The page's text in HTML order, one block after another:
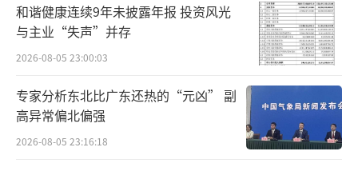
和谐健康连续9年未披露年报 投资风光
与主业“失声”并存
2026-08-05 23:00:03
专家分析东北比广东还热的“元凶” 副
高异常偏北偏强
2026-08-05 23:16:18